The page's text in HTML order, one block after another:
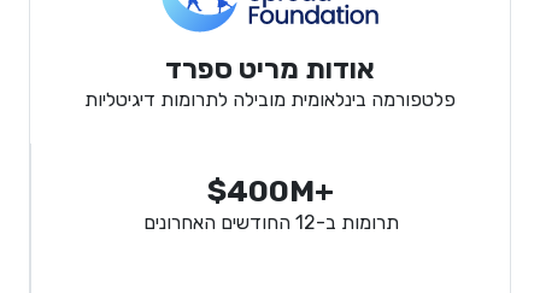
אודות מריט ספרד
פלטפורמה בינלאומית מובילה לתרומות דיגיטליות
$400M+
תרומות ב-12 החודשים האחרונים